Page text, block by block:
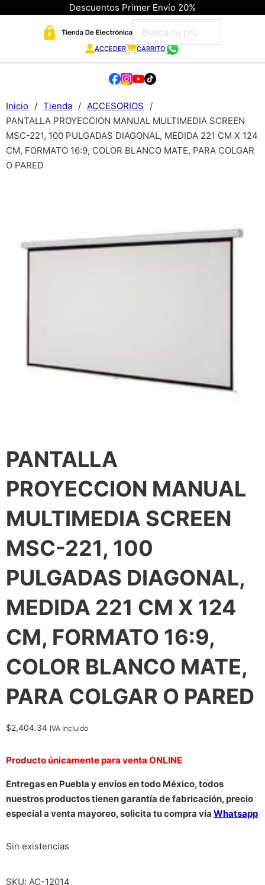
Descuentos Primer Envío 20%
ACCEDER CARRITO
Inicio / Tienda / ACCESORIOS
/
PANTALLA PROYECCION MANUAL MULTIMEDIA SCREEN
MSC-221, 100 PULGADAS DIAGONAL, MEDIDA 221 CM X 124
CM, FORMATO 16:9, COLOR BLANCO MATE, PARA COLGAR
O PARED
PANTALLA
PROYECCION MANUAL
MULTIMEDIA SCREEN
MSC-221, 100
PULGADAS DIAGONAL,
MEDIDA 221 CM X 124
CM, FORMATO 16:9,
COLOR BLANCO MATE,
PARA COLGAR O PARED
$2,404.34 IVA Incluido
Producto únicamente para venta ONLINE
Entregas en Puebla y envíos en todo México, todos
nuestros productos tienen garantía de fabricación, precio
especial a venta mayoreo, solicita tu compra vía Whatsapp
Sin existencias
SKU: AC-12014